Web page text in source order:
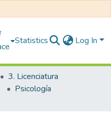
Statistics Log In
3. Licenciatura
Psicología